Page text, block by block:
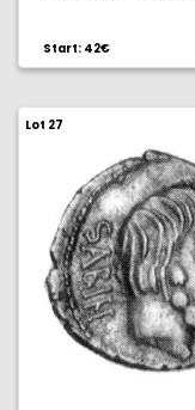
g. Escasa. MBC.
Start: 42€
Lot 27